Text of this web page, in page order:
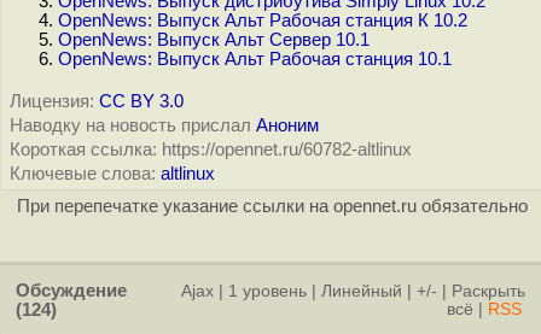
OpenNews: Выпуск Альт Рабочая станция К 10.2
OpenNews: Выпуск Альт Сервер 10.1
OpenNews: Выпуск Альт Рабочая станция 10.1
Лицензия: CC BY 3.0
Наводку на новость прислал Аноним
Короткая ссылка: https://opennet.ru/60782-altlinux
Ключевые слова: altlinux
При перепечатке указание ссылки на opennet.ru обязательно
Обсуждение
(124)
Ajax 1 уровень Линейный +/-
Раскрыть
всё
RSS